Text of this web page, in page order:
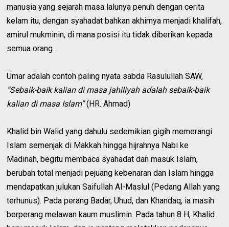
manusia yang sejarah masa lalunya penuh dengan cerita
kelam itu, dengan syahadat bahkan akhirnya menjadi khalifah,
amirul mukminin, di mana posisi itu tidak diberikan kepada
semua orang.
Umar adalah contoh paling nyata sabda Rasulullah SAW,
“Sebaik-baik kalian di masa jahiliyah adalah sebaik-baik
kalian di masa Islam”(HR. Ahmad)
Khalid bin Walid yang dahulu sedemikian gigih memerangi
Islam semenjak di Makkah hingga hijrahnya Nabi ke
Madinah, begitu membaca syahadat dan masuk Islam,
berubah total menjadi pejuang kebenaran dan Islam hingga
mendapatkan julukan Saifullah Al-Maslul (Pedang Allah yang
terhunus). Pada perang Badar, Uhud, dan Khandaq, ia masih
berperang melawan kaum muslimin. Pada tahun 8 H, Khalid